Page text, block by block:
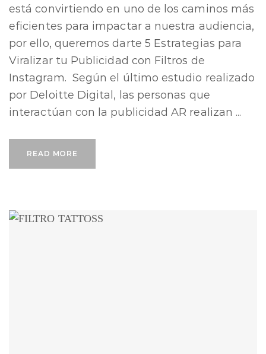
está convirtiendo en uno de los caminos más
eficientes para impactar a nuestra audiencia,
por ello, queremos darte 5 Estrategias para
Viralizar tu Publicidad con Filtros de
Instagram. Según el último estudio realizado
por Deloitte Digital, las personas que
interactúan con la publicidad AR realizan ...
READ MORE